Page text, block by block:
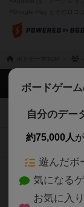
ボードゲー
自分のデー
約75,000人
遊んだボ
気になる
お気に入
ボドゲーマ
ボードゲーム
ボードゲーム
ボードゲーム
メカニクス特集